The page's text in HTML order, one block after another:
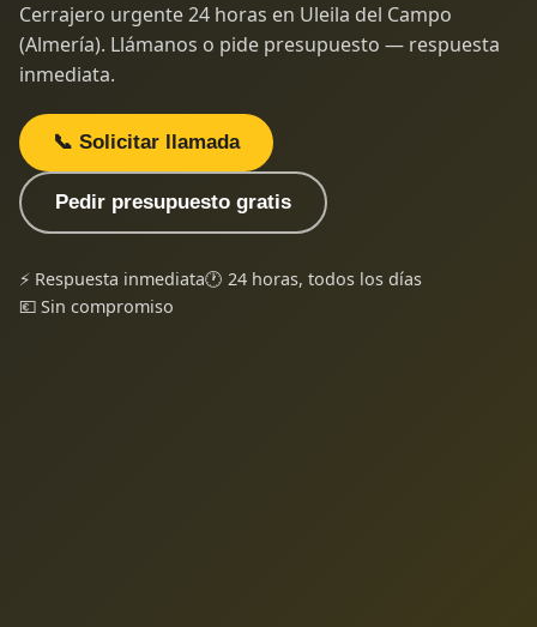
Cerrajero urgente 24 horas en Uleila del Campo
(Almería). Llámanos o pide presupuesto — respuesta
inmediata.
📞 Solicitar llamada
Pedir presupuesto gratis
⚡ Respuesta inmediata🕐 24 horas, todos los días
💶 Sin compromiso